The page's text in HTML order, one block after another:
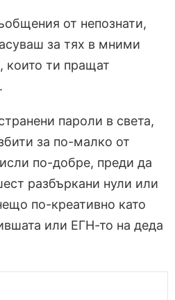
от непознати,
за тях в мними
които ти пращат
пароли в света,
за по-малко от
по-добре, преди да
разбъркани нули или
по-креативно като
или ЕГН-то на деда